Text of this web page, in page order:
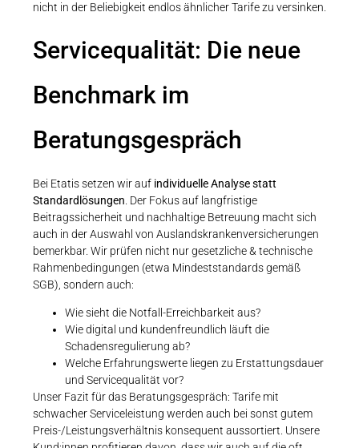
nicht in der Beliebigkeit endlos ähnlicher Tarife zu versinken.
Servicequalität: Die neue
Benchmark im
Beratungsgespräch
Bei Etatis setzen wir auf individuelle Analyse statt
Standardlösungen . Der Fokus auf langfristige
Beitragssicherheit und nachhaltige Betreuung macht sich
auch in der Auswahl von Auslandskrankenversicherungen
bemerkbar. Wir prüfen nicht nur gesetzliche & technische
Rahmenbedingungen (etwa Mindeststandards gemäß
SGB), sondern auch:
Wie sieht die Notfall-Erreichbarkeit aus?
Wie digital und kundenfreundlich läuft die
Schadensregulierung ab?
Welche Erfahrungswerte liegen zu Erstattungsdauer
und Servicequalität vor?
Unser Fazit für das Beratungsgespräch: Tarife mit
schwacher Serviceleistung werden auch bei sonst gutem
Preis-/Leistungsverhältnis konsequent aussortiert. Unsere